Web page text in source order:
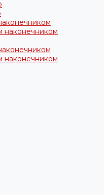
наконечником
наконечником